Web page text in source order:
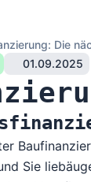
Die
01.09.2025
Sie